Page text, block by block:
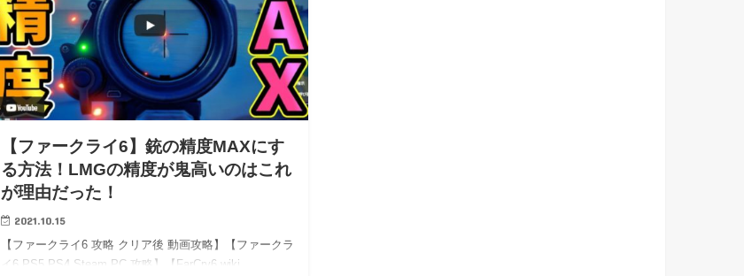
【ファークライ6】銃の精度MAXにす
る方法！LMGの精度が鬼高いのはこれ
が理由だった！
2021.10.15
【ファークライ6 攻略 クリア後 動画攻略】【ファークラ
イ6 PS5 PS4 Steam PC 攻略】【FarCry6 wiki